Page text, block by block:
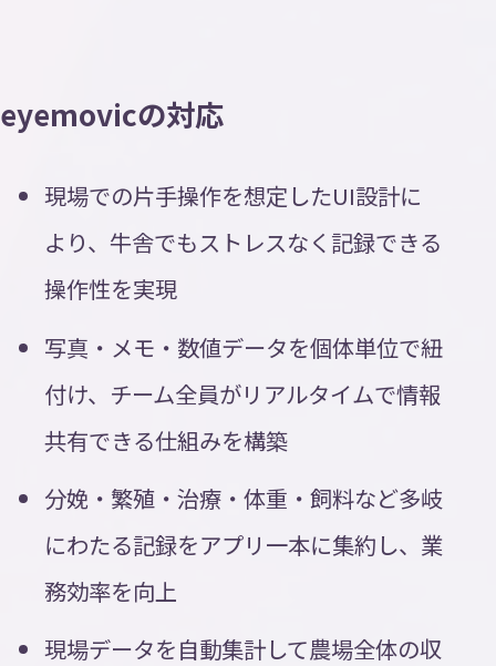
eyemovicの対応
現場での片手操作を想定したUI設計に
より、牛舎でもストレスなく記録できる
操作性を実現
写真・メモ・数値データを個体単位で紐
付け、チーム全員がリアルタイムで情報
共有できる仕組みを構築
分娩・繁殖・治療・体重・飼料など多岐
にわたる記録をアプリ一本に集約し、業
務効率を向上
現場データを自動集計して農場全体の収